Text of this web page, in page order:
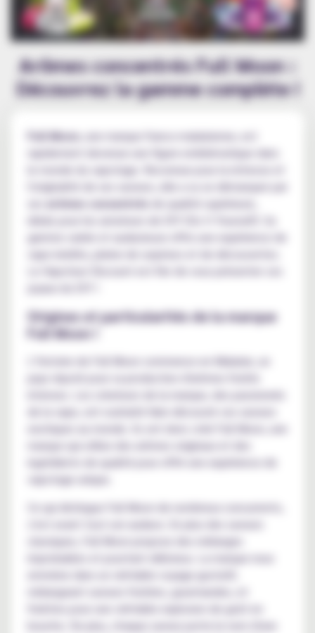
Arômes concentrés Full Moon :
Découvrez la gamme complète !
Full Moon , une marque franco-malaisienne, est
rapidement devenue une figure emblématique dans
le monde du vapotage. Reconnue pour la richesse et
l'originalité de ses saveurs, elle a su se démarquer par
arômes concentrés
de qualité supérieure,
gamme variée et audacieuse offre une expérience de
Le Vapoteur Discount est fier de vous présenter ces
joyaux du DIY !
Origines et particularités de la marque
Full Moon !
L’histoire de Full Moon commence en Malaisie, un
pays réputé pour sa production d'arômes fruités
intenses. Les créateurs de la marque, des passionnés
de la vape, ont souhaité faire découvrir ces saveurs
exotiques au monde. Ils ont donc créé Full Moon, une
marque qui utilise des arômes originaux et des
ingrédients de qualité pour offrir une expérience de
vapotage unique.
Ce qui distingue Full Moon de nombreux concurrents,
classiques, Full Moon propose des mélanges
improbables et pourtant délicieux. La marque nous
emmène dans un véritable voyage gustatif,
mélangeant saveurs fruitées, gourmandes, et
bouche. De plus, chaque saveur porte le nom d'une